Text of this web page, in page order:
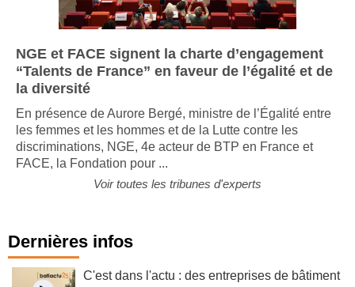
NGE et FACE signent la charte d’engagement
“Talents de France” en faveur de l’égalité et de
En présence de Aurore Bergé, ministre de l’Égalité entre
les femmes et les hommes et de la Lutte contre les
discriminations, NGE, 4e acteur de BTP en France et
Dernières infos